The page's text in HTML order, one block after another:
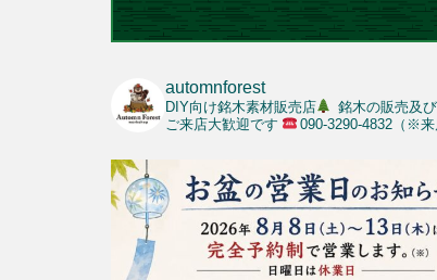
automnforest
DIY向け銘木素材販売店 銘木の販売及
ご来店大歓迎です
090-3290-4832（※来